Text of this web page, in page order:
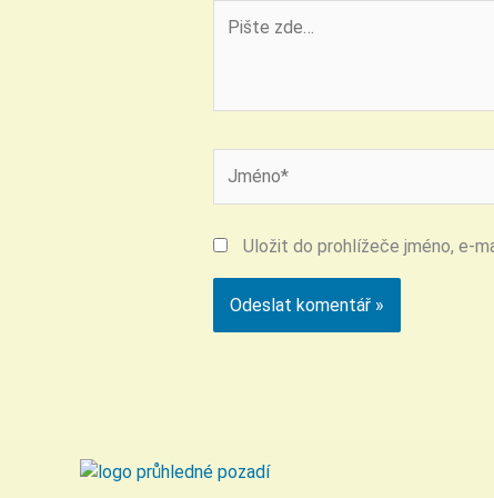
zde…
Uložit do prohlížeče jméno, e-